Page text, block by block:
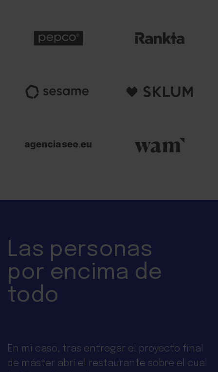
Las personas
por encima de
todo
En mi caso, tras entregar el proyecto final
de máster abrí el restaurante sobre el cual
Realicé el Máster en Marketing Digital con
ellos y no sólo aprendí mucho de los